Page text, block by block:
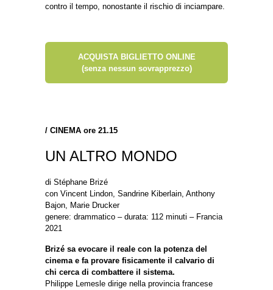
contro il tempo, nonostante il rischio di inciampare.
ACQUISTA BIGLIETTO ONLINE
(senza nessun sovrapprezzo)
/ CINEMA ore 21.15
UN ALTRO MONDO
di Stéphane Brizé
con Vincent Lindon, Sandrine Kiberlain, Anthony
Bajon, Marie Drucker
genere: drammatico – durata: 112 minuti – Francia
2021
Brizé sa evocare il reale con la potenza del
cinema e fa provare fisicamente il calvario di
chi cerca di combattere il sistema.
Philippe Lemesle dirige nella provincia francese